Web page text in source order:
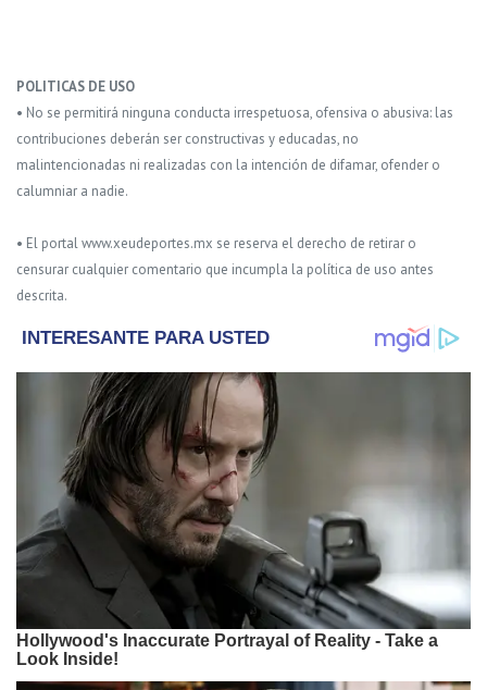
POLITICAS DE USO
• No se permitirá ninguna conducta irrespetuosa, ofensiva o abusiva: las
contribuciones deberán ser constructivas y educadas, no
malintencionadas ni realizadas con la intención de difamar, ofender o
calumniar a nadie.
• El portal www.xeudeportes.mx se reserva el derecho de retirar o
censurar cualquier comentario que incumpla la política de uso antes
descrita.